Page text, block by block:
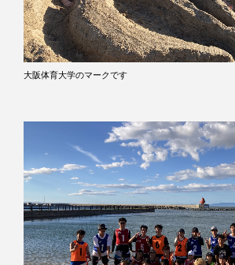
大阪体育大学のマークです